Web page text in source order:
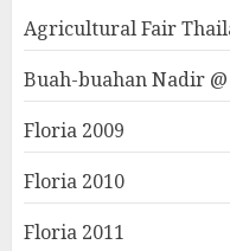
Agricultural Fair
Buah-buahan Nadir
Floria 2009
Floria 2010
Floria 2011